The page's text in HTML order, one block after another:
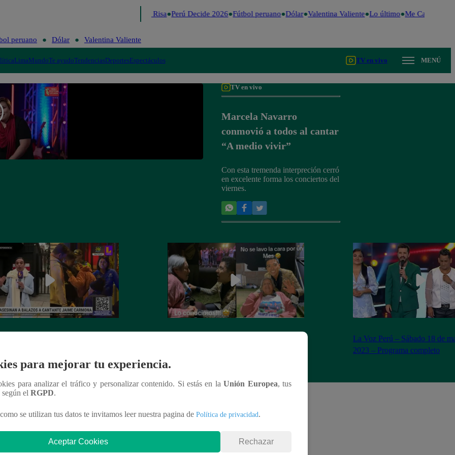
Me Caigo de Risa Perú Decide 2026 Fútbol peruano Dólar Valentina Valiente Lo último Me Caigo de
peruano Dólar Valentina Valiente
LimaMundoTe ayudoTendenciasDeportesEspectáculos TV en vivo MENÚ
TV en vivo
Marcela Navarro
conmovió a todos al cantar
“A medio vivir”
Con esta tremenda interpreción cerró
en excelente forma los conciertos del
viernes.
Voz Perú’
La Voz Perú – Sábado 18 de
2023 – Programa completo
para mejorar tu experiencia.
para analizar el tráfico y personalizar contenido. Si estás en laUnión Europea, tus
según el RGPD.
se utilizan tus datos te invitamos leer nuestra pagina de Política de privacidad.
Aceptar Cookies Rechazar